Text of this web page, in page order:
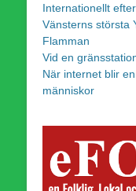
Internationellt
Vänsterns största
Flamman
Vid en
När internet blir
människor